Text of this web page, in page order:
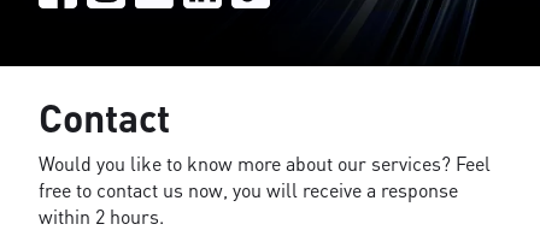
Contact
Would you like to know more about our services? Feel
free to contact us now, you will receive a response
within 2 hours.